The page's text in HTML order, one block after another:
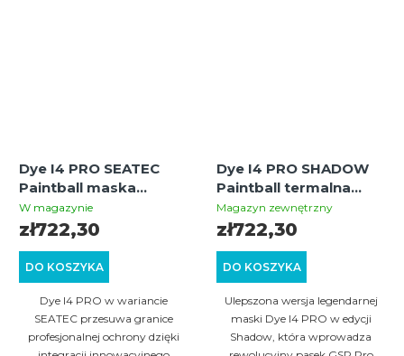
Dye I4 PRO SEATEC
Paintball maska
termiczna (czarno-
niebieska)
W magazynie
DO KOSZYKA
zł722,30
Dye I4 PRO w wariancie
SEATEC przesuwa granice
profesjonalnej ochrony dzięki
Dye I4 PRO SHADOW
Paintball termalna
maska (czarna/szara)
Magazyn zewnętrzny
DO KOSZYKA
zł722,30
Ulepszona wersja legendarnej
maski Dye I4 PRO w edycji
Shadow, która wprowadza